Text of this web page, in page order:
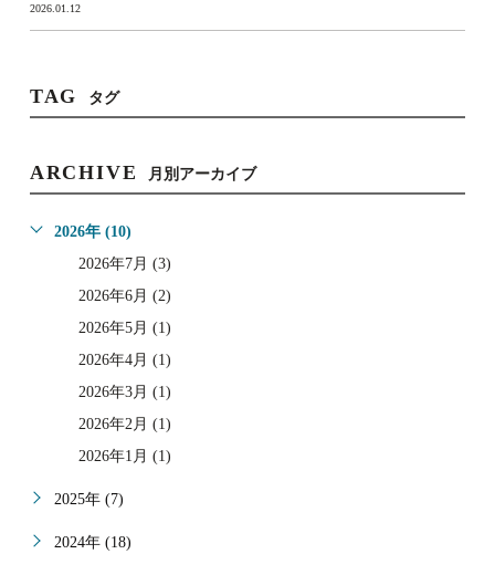
2026.01.12
TAG タグ
ARCHIVE 月別アーカイブ
2026年 (10)
2026年7月 (3)
2026年6月 (2)
2026年5月 (1)
2026年4月 (1)
2026年3月 (1)
2026年2月 (1)
2026年1月 (1)
2025年 (7)
2024年 (18)